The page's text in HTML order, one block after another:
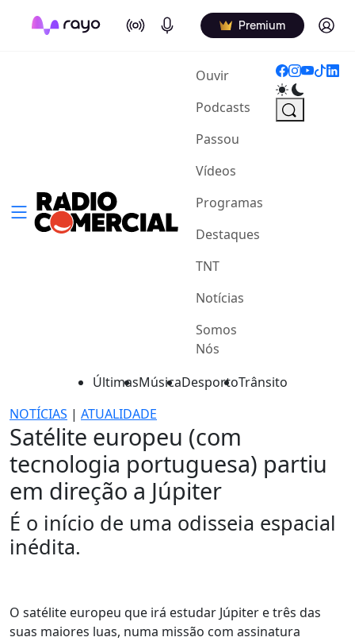
On Air Podcasts Premium Log in
Ouvir(current)
Podcasts
Passou
Vídeos
Programas
Destaques
TNT
Notícias
Somos
Nós
ÚltimasMúsicaDesportoTrânsito
NOTÍCIAS | ATUALIDADE
Satélite europeu (com
tecnologia portuguesa) partiu
em direção a Júpiter
É o início de uma odisseia espacial
inédita.
O satélite europeu que irá estudar Júpiter e três das
suas maiores luas, numa missão com assinatura